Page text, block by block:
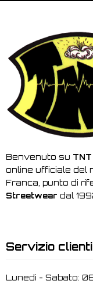
Benvenuto su
online ufficiale del
Franca, punto di
Streetwear dal
Servizio clienti
Lunedi - Sabato: